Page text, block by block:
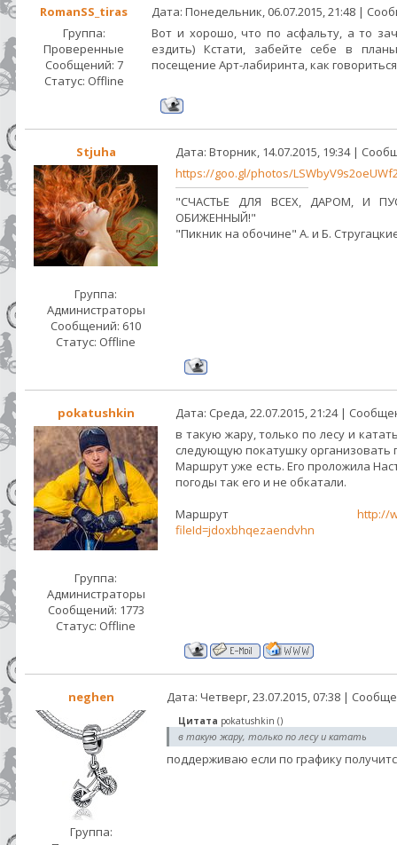
RomanSS_tiras
Дата: Понедельник, 06.07.2015, 21:48 |
Группа:
Проверенные
Сообщений: 7
Статус: Offline
Вот и хорошо, что по асфальту, а то
ездить) Кстати, забейте себе в
посещение Арт-лабиринта, как
Stjuha Дата: Вторник, 14.07.2015, 19:34 |
Группа:
Администраторы
Сообщений: 610
Статус: Offline
https://goo.gl/photos/
"СЧАСТЬЕ ДЛЯ ВСЕХ, ДАРОМ, И
ОБИЖЕННЫЙ!"
"Пикник на обочине" А. и Б.
pokatushkin Дата: Среда, 22.07.2015, 21:24 |
Группа:
Администраторы
Сообщений: 1773
Статус: Offline
в такую жару, только по лесу и
следующую покатушку организовать
Маршрут уже есть. Его проложила
погоды так его и не обкатали.
Маршрут http://
fileId=jdoxbhqezaendvhn
neghen Дата: Четверг, 23.07.2015, 07:38 |
Группа:
Цитата pokatushkin ()
в такую жару, только по лесу и катать
поддерживаю если по графику